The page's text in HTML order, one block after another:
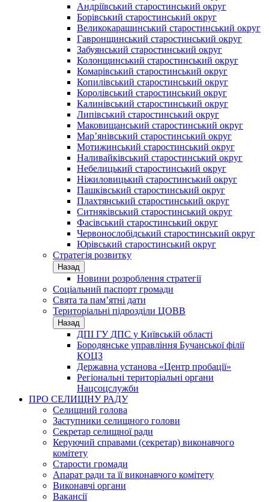
Андріївський старостинський округ
Борівський старостинський округ
Великокарашинський старостинський округ
Гавронщинський старостинський округ
Забуянський старостинський округ
Колонщинський старостинський округ
Комарівський старостинський округ
Копилівський старостинський округ
Королівський старостинський округ
Калинівський старостинський округ
Липівський старостинський округ
Маковищанський старостинський округ
Мар’янівський старостинський округ
Мотижинський старостинський округ
Наливайківський старостинський округ
Небелицький старостинський округ
Ніжиловицький старостинський округ
Пашківський старостинський округ
Плахтянський старостинський округ
Ситняківський старостинський округ
Фасівський старостинський округ
Червонослобідський старостинський округ
Юрівський старостинський округ
Стратегія розвитку
Назад
Новини розроблення стратегії
Соціальний паспорт громади
Свята та пам’ятні дати
Територіальні підрозділи ЦОВВ
Назад
ДПІ ГУ ДПС у Київській області
Бородянське управління Бучанської філії
КОЦЗ
Державна установа «Центр пробації»
Регіональні територіальні органи
Нацсоцслужби
ПРО СЕЛИЩНУ РАДУ
Селищний голова
Заступники селищного голови
Секретар селищної ради
Керуючий справами (секретар) виконавчого
комітету
Старости громади
Апарат ради та її виконавчого комітету
Виконавчі органи
Вакансії